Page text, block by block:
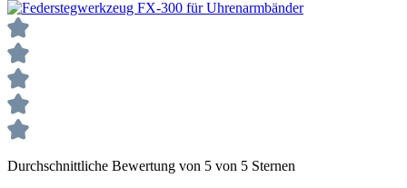
Durchschnittliche Bewertung von 5 von 5 Sternen